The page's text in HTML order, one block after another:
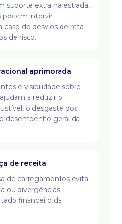
suporte extra na estrada,
podem intervir
de desvios de rota
de risco.
aprimorada
e visibilidade sobre
a reduzir o
o desgaste dos
desempenho geral da
de receita
de carregamentos evita
ou divergências,
financeiro da